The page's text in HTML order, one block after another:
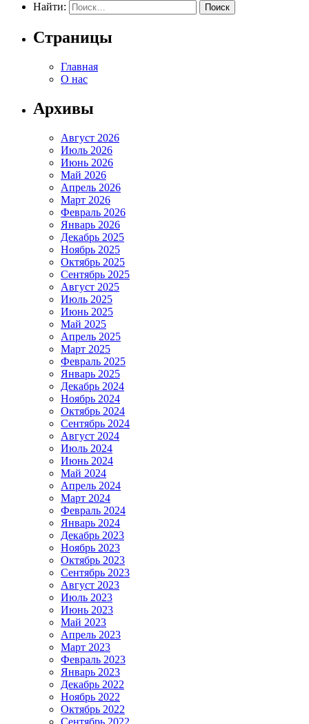
Найти:
Страницы
Главная
О нас
Архивы
Август 2026
Июль 2026
Июнь 2026
Май 2026
Апрель 2026
Март 2026
Февраль 2026
Январь 2026
Декабрь 2025
Ноябрь 2025
Октябрь 2025
Сентябрь 2025
Август 2025
Июль 2025
Июнь 2025
Май 2025
Апрель 2025
Март 2025
Февраль 2025
Январь 2025
Декабрь 2024
Ноябрь 2024
Октябрь 2024
Сентябрь 2024
Август 2024
Июль 2024
Июнь 2024
Май 2024
Апрель 2024
Март 2024
Февраль 2024
Январь 2024
Декабрь 2023
Ноябрь 2023
Октябрь 2023
Сентябрь 2023
Август 2023
Июль 2023
Июнь 2023
Май 2023
Апрель 2023
Март 2023
Февраль 2023
Январь 2023
Декабрь 2022
Ноябрь 2022
Октябрь 2022
Сентябрь 2022